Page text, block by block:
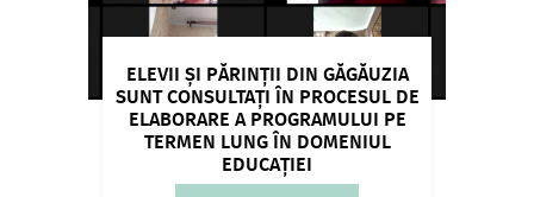
ELEVII ȘI PĂRINȚII DIN GĂGĂUZIA
SUNT CONSULTAȚI ÎN PROCESUL DE
ELABORARE A PROGRAMULUI PE
TERMEN LUNG ÎN DOMENIUL
EDUCAȚIEI